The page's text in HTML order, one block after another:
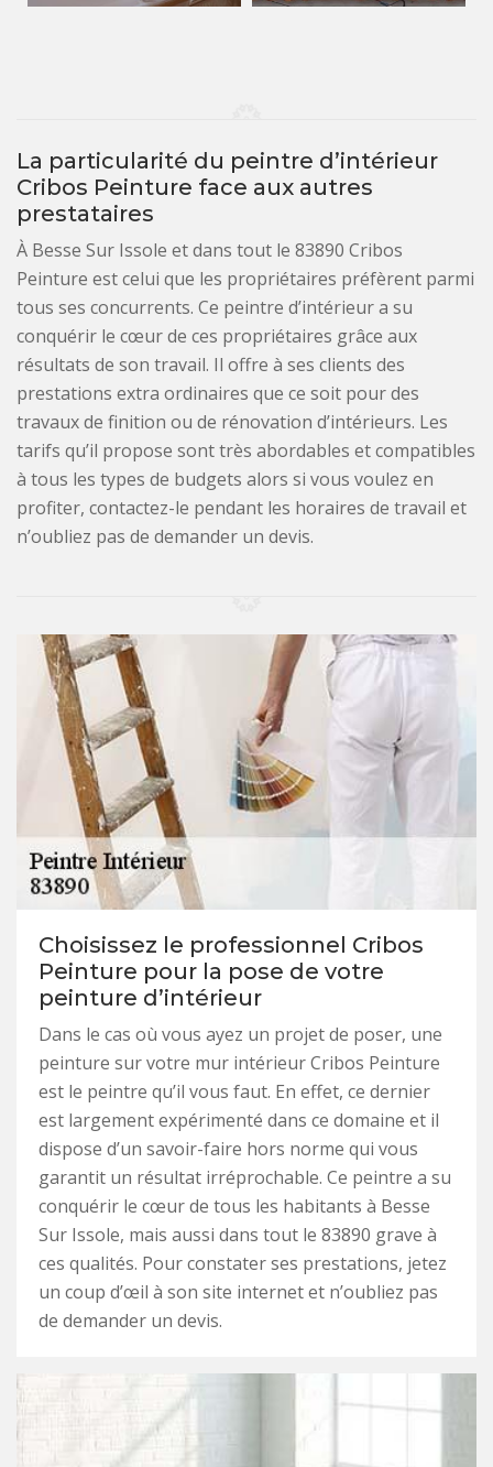
La particularité du peintre d’intérieur
Cribos Peinture face aux autres
prestataires
À Besse Sur Issole et dans tout le 83890 Cribos
Peinture est celui que les propriétaires préfèrent parmi
tous ses concurrents. Ce peintre d’intérieur a su
conquérir le cœur de ces propriétaires grâce aux
résultats de son travail. Il offre à ses clients des
prestations extra ordinaires que ce soit pour des
travaux de finition ou de rénovation d’intérieurs. Les
tarifs qu’il propose sont très abordables et compatibles
à tous les types de budgets alors si vous voulez en
profiter, contactez-le pendant les horaires de travail et
n’oubliez pas de demander un devis.
Choisissez le professionnel Cribos
Peinture pour la pose de votre
peinture d’intérieur
Dans le cas où vous ayez un projet de poser, une
peinture sur votre mur intérieur Cribos Peinture
est le peintre qu’il vous faut. En effet, ce dernier
est largement expérimenté dans ce domaine et il
dispose d’un savoir-faire hors norme qui vous
garantit un résultat irréprochable. Ce peintre a su
conquérir le cœur de tous les habitants à Besse
Sur Issole, mais aussi dans tout le 83890 grave à
ces qualités. Pour constater ses prestations, jetez
un coup d’œil à son site internet et n’oubliez pas
de demander un devis.